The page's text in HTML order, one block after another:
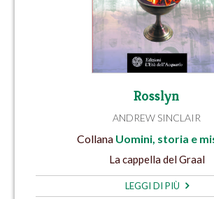
Rosslyn
ANDREW SINCLAIR
Collana Uomini, storia e
La cappella del Graal
LEGGI DI PIÙ